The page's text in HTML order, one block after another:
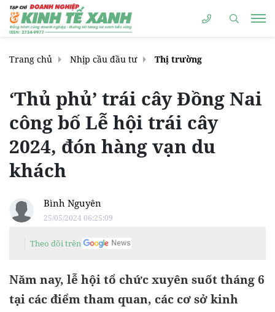
Trang chủ Nhịp cầu đầu tư Thị trường
‘Thủ phủ’ trái cây Đồng Nai
công bố Lễ hội trái cây
2024, đón hàng vạn du
khách
Bình Nguyên
25/05/2024 06:25:09
Theo dõi trên
Năm nay, lễ hội tổ chức xuyên suốt tháng 6
tại các điểm tham quan, các cơ sở kinh